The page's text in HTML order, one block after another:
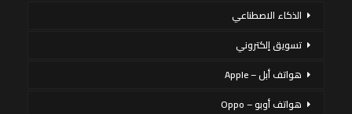
الذكاء الاصطناعي
تسويق إلكتروني
هواتف أبل – Apple
هواتف أوبو – Oppo